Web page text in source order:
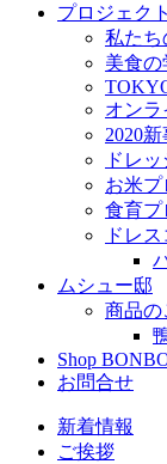
プロジェクト
私たち
美食の
オン
2020
ドレ
お米プ
食育プ
ドレ
ムシュー邸
商品の
Shop
お問合せ
新着情報
ご挨拶